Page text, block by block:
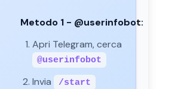
Metodo 1 - @userinfobot:
Apri Telegram, cerca
@userinfobot
Invia /start